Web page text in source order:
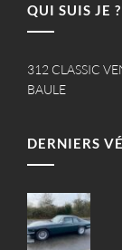
QUI SUIS JE ?
312 CLASSIC
BAULE
DERNIERS